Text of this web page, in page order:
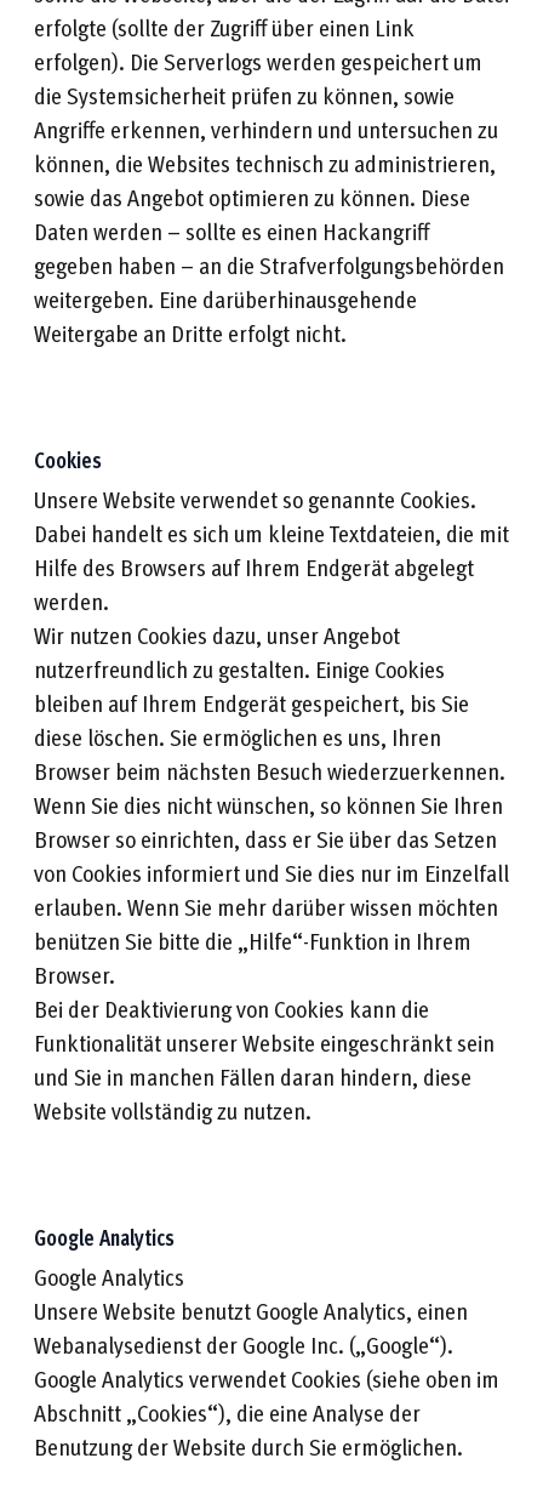
erfolgte (sollte der Zugriff über einen Link
erfolgen). Die Serverlogs werden gespeichert um
die Systemsicherheit prüfen zu können, sowie
Angriffe erkennen, verhindern und untersuchen zu
können, die Websites technisch zu administrieren,
sowie das Angebot optimieren zu können. Diese
Daten werden – sollte es einen Hackangriff
gegeben haben – an die Strafverfolgungsbehörden
weitergeben. Eine darüberhinausgehende
Weitergabe an Dritte erfolgt nicht.
Cookies
Unsere Website verwendet so genannte Cookies.
Dabei handelt es sich um kleine Textdateien, die mit
Hilfe des Browsers auf Ihrem Endgerät abgelegt
werden.
Wir nutzen Cookies dazu, unser Angebot
nutzerfreundlich zu gestalten. Einige Cookies
bleiben auf Ihrem Endgerät gespeichert, bis Sie
diese löschen. Sie ermöglichen es uns, Ihren
Browser beim nächsten Besuch wiederzuerkennen.
Wenn Sie dies nicht wünschen, so können Sie Ihren
Browser so einrichten, dass er Sie über das Setzen
von Cookies informiert und Sie dies nur im Einzelfall
erlauben. Wenn Sie mehr darüber wissen möchten
benützen Sie bitte die „Hilfe“-Funktion in Ihrem
Browser.
Bei der Deaktivierung von Cookies kann die
Funktionalität unserer Website eingeschränkt sein
und Sie in manchen Fällen daran hindern, diese
Website vollständig zu nutzen.
Google Analytics
Google Analytics
Unsere Website benutzt Google Analytics, einen
Webanalysedienst der Google Inc. („Google“).
Google Analytics verwendet Cookies (siehe oben im
Abschnitt „Cookies“), die eine Analyse der
Benutzung der Website durch Sie ermöglichen.